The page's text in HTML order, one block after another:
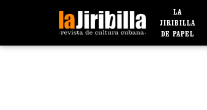
LA
JIRIBILLA
DE PAPEL